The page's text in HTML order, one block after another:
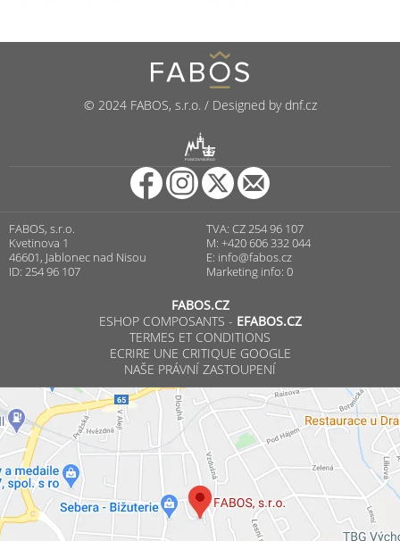
© 2024 FABOS, s.r.o. / Designed by dnf.cz
PUNCOVNÍ ÚŘAD
FABOS, s.r.o.
Kvetinova 1
46601, Jablonec nad Nisou
ID: 254 96 107
TVA: CZ 254 96 107
M: +420 606 332 044
E: info@fabos.cz
Marketing info: 0
FABOS.CZ
ESHOP COMPOSANTS - EFABOS.CZ
TERMES ET CONDITIONS
ECRIRE UNE CRITIQUE GOOGLE
NAŠE PRÁVNÍ ZASTOUPENÍ